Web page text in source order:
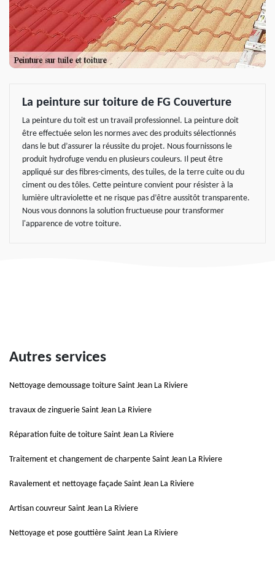
La peinture sur toiture de FG Couverture
La peinture du toit est un travail professionnel. La peinture doit
être effectuée selon les normes avec des produits sélectionnés
dans le but d’assurer la réussite du projet. Nous fournissons le
produit hydrofuge vendu en plusieurs couleurs. Il peut être
appliqué sur des fibres-ciments, des tuiles, de la terre cuite ou du
ciment ou des tôles. Cette peinture convient pour résister à la
lumière ultraviolette et ne risque pas d’être aussitôt transparente.
Nous vous donnons la solution fructueuse pour transformer
l'apparence de votre toiture.
Autres services
Nettoyage demoussage toiture Saint Jean La Riviere
travaux de zinguerie Saint Jean La Riviere
Réparation fuite de toiture Saint Jean La Riviere
Traitement et changement de charpente Saint Jean La Riviere
Ravalement et nettoyage façade Saint Jean La Riviere
Artisan couvreur Saint Jean La Riviere
Nettoyage et pose gouttière Saint Jean La Riviere